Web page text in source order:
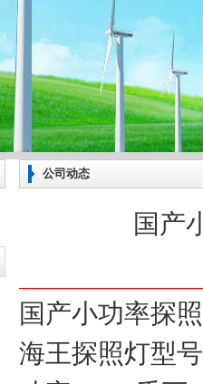
公司动态
国产
国产小功率探
海王探照灯型